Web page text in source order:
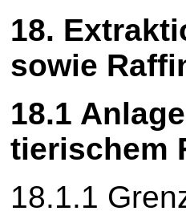
18.
sowie
18.1
tierischem
18.1.1